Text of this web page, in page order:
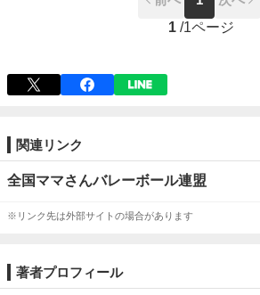
1 /1ページ
関連リンク
全国ママさんバレーボール連盟
※リンク先は外部サイトの場合があります
著者プロフィール